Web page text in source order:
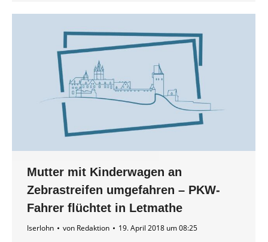
Mutter mit Kinderwagen an
Zebrastreifen umgefahren – PKW-
Fahrer flüchtet in Letmathe
Iserlohn von Redaktion 19. April 2018 um 08:25